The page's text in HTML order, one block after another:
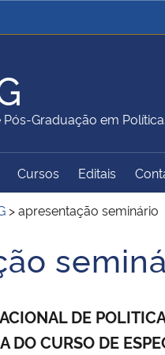
da Justiça e
da Educação
do Turismo
de Segurança
Graduação em
Sítio
Cursos Editais
>apresentação seminário
DE
DO CURSO DE